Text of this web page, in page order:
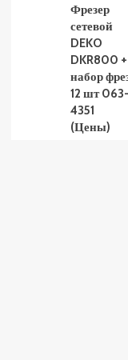
Фрезер
сетевой
DEKO
DKR800 +
набор
12 шт 063-
4351
(Цены)